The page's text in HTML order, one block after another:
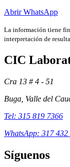
Abrir WhatsApp
La información tiene
interpretación de
CIC
Cra 13 # 4 - 51
Buga, Valle del
Tel: 315 819 7366
WhatsApp: 317 432
Síguenos